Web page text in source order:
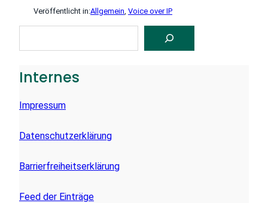
Veröffentlicht in:Allgemein Voice over IP
C
Internes
Impressum
Datenschutzerklärung
Barrierfreiheitserklärung
Feed der Einträge